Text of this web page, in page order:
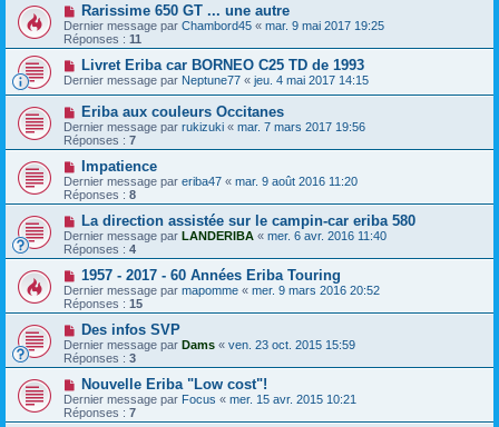
Rarissime 650 GT ... une autre
Dernier message par Chambord45 « mar. 9 mai 2017 19:25
Réponses : 11
Livret Eriba car BORNEO C25 TD de 1993
Dernier message par Neptune77 « jeu. 4 mai 2017 14:15
Eriba aux couleurs Occitanes
Dernier message par rukizuki « mar. 7 mars 2017 19:56
Réponses : 7
Impatience
Dernier message par eriba47 « mar. 9 août 2016 11:20
Réponses : 8
La direction assistée sur le campin-car eriba 580
Dernier message par LANDERIBA « mer. 6 avr. 2016 11:40
Réponses : 4
1957 - 2017 - 60 Années Eriba Touring
Dernier message par mapomme « mer. 9 mars 2016 20:52
Réponses : 15
Des infos SVP
Dernier message par Dams « ven. 23 oct. 2015 15:59
Réponses : 3
Nouvelle Eriba "Low cost"!
Dernier message par Focus « mer. 15 avr. 2015 10:21
Réponses : 7